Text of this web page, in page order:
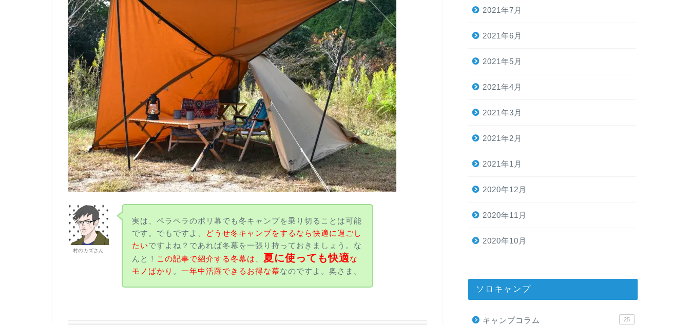
村のカズさん
実は、ペラペラのポリ幕でも冬キャンプを乗り切ることは可能
です。でもですよ、 どうせ冬キャンプをするなら快適に過ごし
たいですよね？であれば冬幕を一張り持っておきましょう。な
んと！ この記事で紹介する冬幕は、 夏に使っても快適な
モノばかり 。一年中活躍できるお得な幕なのですよ。奥さま。
2021年7月
2021年6月
2021年5月
2021年4月
2021年3月
2021年2月
2021年1月
2020年12月
2020年11月
2020年10月
ソロキャンプ
キャンプコラム 25